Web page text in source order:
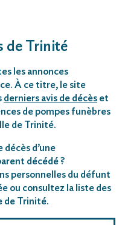
de Trinité
les annonces
À ce titre, le site
derniers avis de décès et
de pompes funèbres
de Trinité.
d’une
décédé ?
personnelles du défunt
ou consultez la liste des
de Trinité.